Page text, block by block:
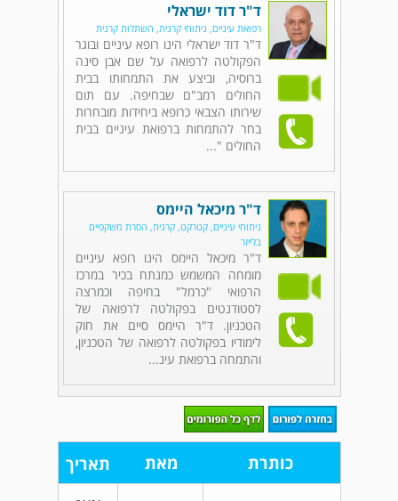
ד"ר דוד ישראלי
רפואת עיניים, ניתוחי קרנית, השתלות קרנית
ד"ר דוד ישראלי הינו רופא עיניים ובוגר
הפקולטה לרפואה על שם אבן סינה
ברוסיה, וביצע את התמחותו בבית
החולים רמב"ם שבחיפה. עם תום
שירותו הצבאי כרופא ביחידות מובחרות
בחר להתמחות ברפואת עיניים בבית
החולים "...
ד"ר מיכאל היימס
ניתוחי עיניים, קטרקט, קרנית, הסרת משקפיים
בלייזר
ד"ר מיכאל היימס הינו רופא עיניים
מומחה המשמש כמנתח בכיר במרכז
הרפואי "כרמל" בחיפה וכמרצה
לסטודנטים בפקולטה לרפואה של
הטכניון. ד"ר היימס סיים את חוק
לימודיו בפקולטה לרפואה של הטכניון,
והתמחה ברפואת עינ...
כותרת מאת תאריך